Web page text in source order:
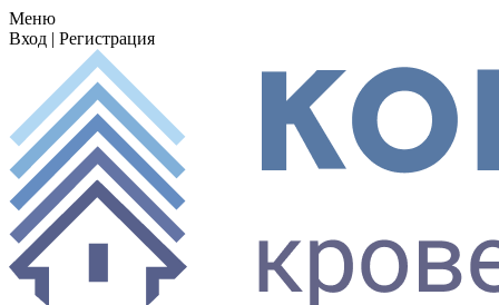
Меню
Вход | Регистрация